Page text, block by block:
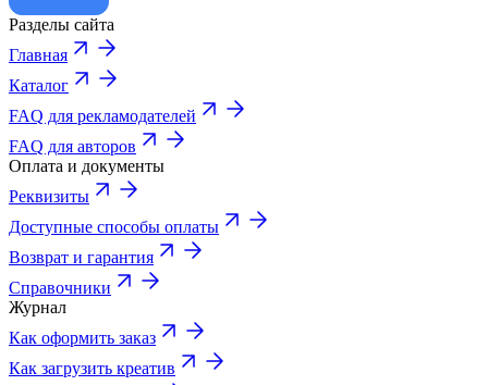
Разделы сайта
Главная
Каталог
FAQ для рекламодателей
FAQ для авторов
Оплата и документы
Реквизиты
Доступные способы оплаты
Возврат и гарантия
Справочники
Журнал
Как оформить заказ
Как загрузить креатив